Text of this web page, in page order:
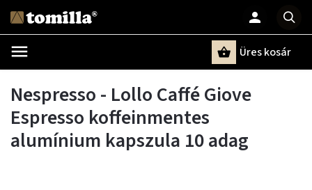
Üres kosár
Nespresso - Lollo Caffé Giove
Espresso koffeinmentes
alumínium kapszula 10 adag